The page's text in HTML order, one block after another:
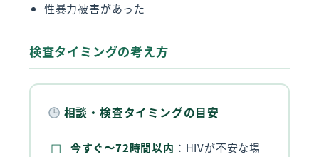
性暴力被害があった
検査タイミングの考え方
相談・検査タイミングの目安
今すぐ〜72時間以内 ：HIVが不安な場